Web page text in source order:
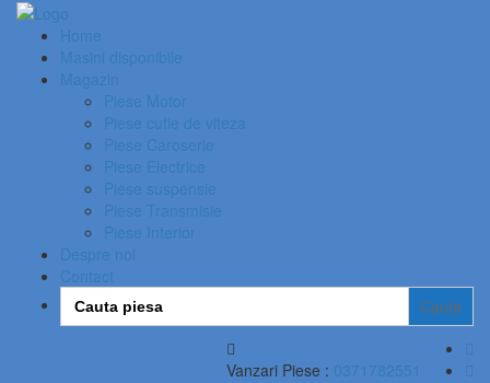
Home
Masini disponibile
Magazin
Piese Motor
Piese cutie de viteza
Piese Caroserie
Piese Electrice
Piese suspensie
Piese Transmisie
Piese Interior
Despre noi
Contact
Search
for:
Vanzari Piese : 0371782551